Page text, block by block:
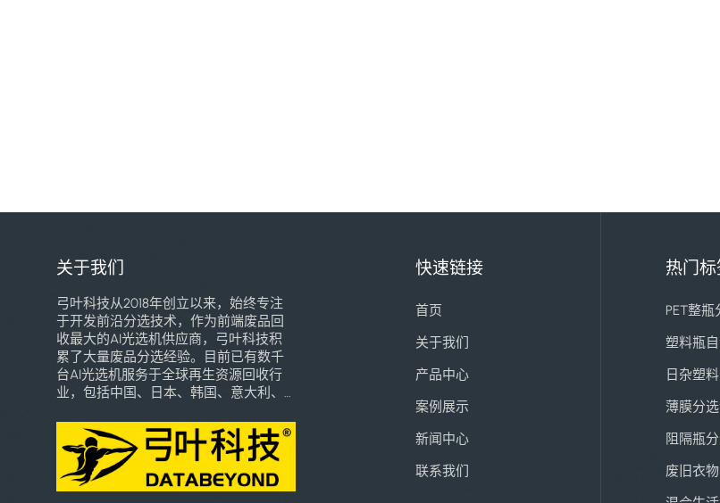
关于我们
弓叶科技从2018年创立以来，始终专注
于开发前沿分选技术，作为前端废品回
收最大的AI光选机供应商，弓叶科技积
累了大量废品分选经验。目前已有数千
台AI光选机服务于全球再生资源回收行
业，包括中国、日本、韩国、意大利、
达、乌兹别克斯坦等多个国家和地区，
深受用户喜爱。我们将致力于用自己的
专业知识和技术创新，引领全球高端智
能分选技术的普惠化应用，加速全球再
快速链接
首页
关于我们
产品中心
案例展示
新闻中心
联系我们
热门标
PET整
塑料瓶
日杂塑
薄膜分
阻隔瓶
废旧衣